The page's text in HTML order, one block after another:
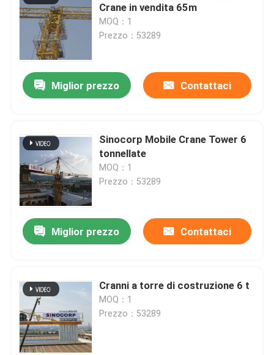
Crane in vendita 65m
MOQ：1
Prezzo：53289
Miglior prezzo Contattaci
Sinocorp Mobile Crane Tower 6
tonnellate
MOQ：1
Prezzo：53289
Miglior prezzo Contattaci
Cranni a torre di costruzione 6 t
MOQ：1
Prezzo：53289